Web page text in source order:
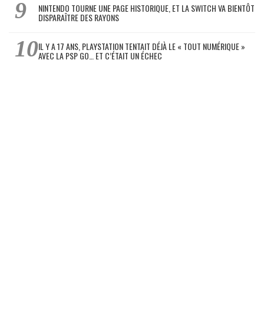
NINTENDO TOURNE UNE PAGE HISTORIQUE, ET LA SWITCH VA BIENTÔT
DISPARAÎTRE DES RAYONS
IL Y A 17 ANS, PLAYSTATION TENTAIT DÉJÀ LE « TOUT NUMÉRIQUE »
AVEC LA PSP GO… ET C’ÉTAIT UN ÉCHEC